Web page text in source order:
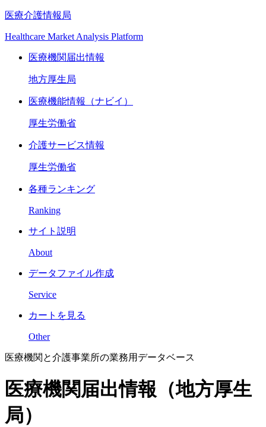
医療介護情報局
Healthcare Market Analysis Platform
医療機関届出情報
地方厚生局
医療機能情報（ナビイ）
厚生労働省
介護サービス情報
厚生労働省
各種ランキング
Ranking
サイト説明
About
データファイル作成
Service
カートを見る
Other
医療機関と介護事業所の業務用データベース
医療機関届出情報（地方厚生
局）